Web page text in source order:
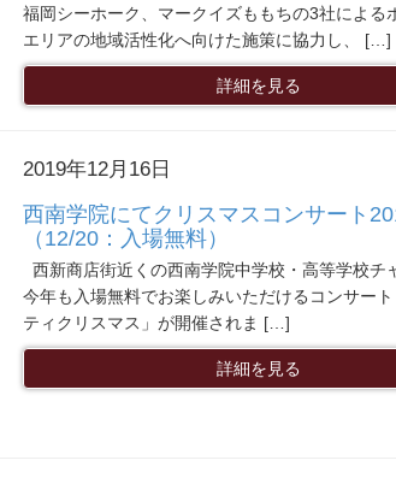
福岡シーホーク、マークイズももちの3社による
エリアの地域活性化へ向けた施策に協力し、 […]
詳細を見る
2019年12月16日
西南学院にてクリスマスコンサート
（12/20：入場無料）
西新商店街近くの西南学院中学校・高等学校チ
今年も入場無料でお楽しみいただけるコンサー
ティクリスマス」が開催されま […]
詳細を見る